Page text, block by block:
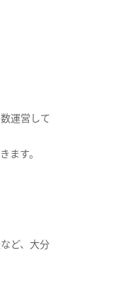
運営して
ます。
ど、大分